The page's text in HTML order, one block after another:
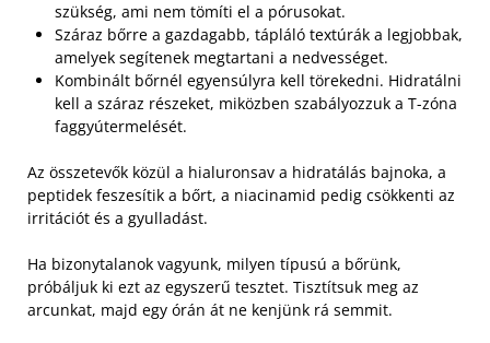
szükség, ami nem tömíti el a pórusokat.
Száraz bőrre a gazdagabb, tápláló textúrák a legjobbak,
amelyek segítenek megtartani a nedvességet.
Kombinált bőrnél egyensúlyra kell törekedni. Hidratálni
kell a száraz részeket, miközben szabályozzuk a T-zóna
faggyútermelését.
Az összetevők közül a hialuronsav a hidratálás bajnoka, a
peptidek feszesítik a bőrt, a niacinamid pedig csökkenti az
irritációt és a gyulladást.
Ha bizonytalanok vagyunk, milyen típusú a bőrünk,
próbáljuk ki ezt az egyszerű tesztet. Tisztítsuk meg az
arcunkat, majd egy órán át ne kenjünk rá semmit.